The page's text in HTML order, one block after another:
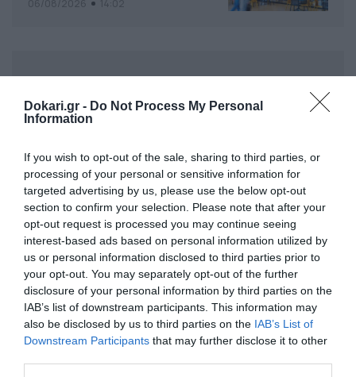
Dokari.gr - Do Not Process My Personal
Information
If you wish to opt-out of the sale, sharing to third parties, or
processing of your personal or sensitive information for
targeted advertising by us, please use the below opt-out
section to confirm your selection. Please note that after your
opt-out request is processed you may continue seeing
interest-based ads based on personal information utilized by
us or personal information disclosed to third parties prior to
your opt-out. You may separately opt-out of the further
disclosure of your personal information by third parties on the
IAB’s list of downstream participants. This information may
also be disclosed by us to third parties on the IAB’s List of
Downstream Participants that may further disclose it to other